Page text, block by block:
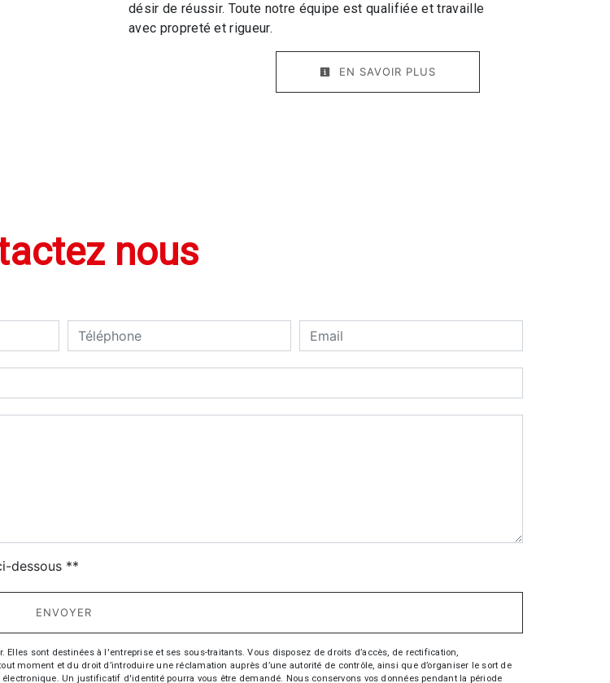
désir de réussir. Toute notre équipe est qualifiée et travaille
avec propreté et rigueur.
EN SAVOIR PLUS
nous
dessous **
ENVOYER
sont destinées à l'entreprise et ses sous-traitants. Vous disposez de droits d’accès, de rectification,
moment et du droit d’introduire une réclamation auprès d’une autorité de contrôle, ainsi que d’organiser le sort de
Un justificatif d'identité pourra vous être demandé. Nous conservons vos données pendant la période